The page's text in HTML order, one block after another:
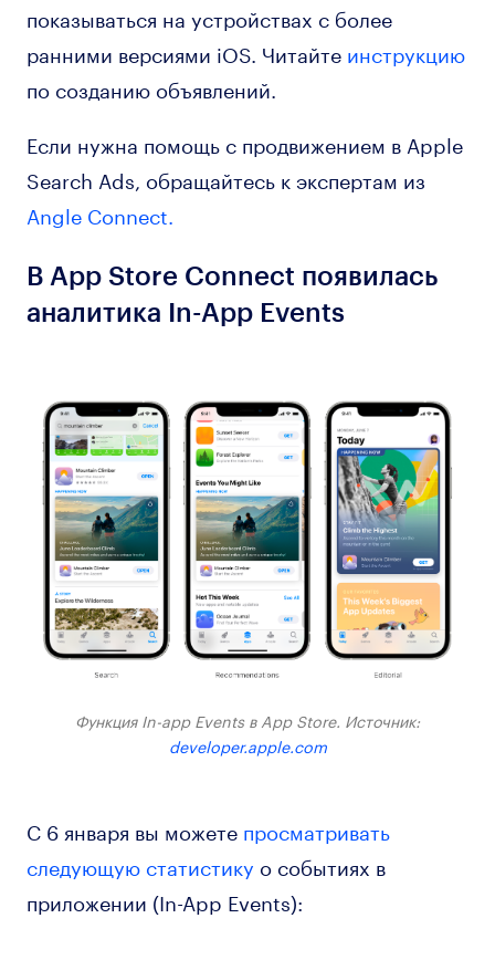
показываться на устройствах с более
ранними версиями iOS. Читайте инструкцию
по созданию объявлений.
Если нужна помощь с продвижением в Apple
Search Ads, обращайтесь к экспертам из
Angle Connect.
В App Store Connect появилась
аналитика In-App Events
Функция In-app Events в App Store. Источник:
developer.apple.com
C 6 января вы можете просматривать
следующую статистику о событиях в
приложении (In-App Events):